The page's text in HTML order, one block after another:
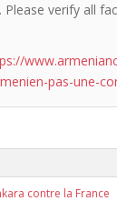
verify all
pas-une-
contre la France